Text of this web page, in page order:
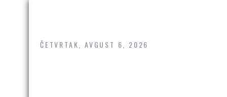
Skip
ČETVRTAK, AVGUST 6, 2026